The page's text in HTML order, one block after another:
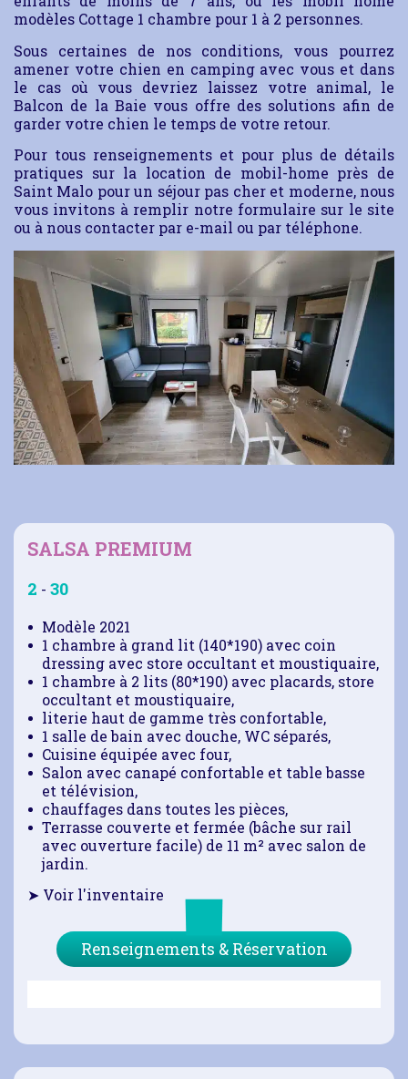
modèles Cottage 1 chambre pour 1 à 2 personnes.
Sous certaines de nos conditions, vous pourrez
amener votre chien en camping avec vous et dans
le cas où vous devriez laissez votre animal, le
Balcon de la Baie vous offre des solutions afin de
garder votre chien le temps de votre retour.
Pour tous renseignements et pour plus de détails
pratiques sur la location de mobil-home près de
Saint Malo pour un séjour pas cher et moderne, nous
vous invitons à remplir notre formulaire sur le site
ou à nous contacter par e-mail ou par téléphone.
SALSA PREMIUM
2 - 30
Modèle 2021
1 chambre à grand lit (140*190) avec coin
dressing avec store occultant et moustiquaire,
1 chambre à 2 lits (80*190) avec placards, store
occultant et moustiquaire,
literie haut de gamme très confortable,
1 salle de bain avec douche, WC séparés,
Cuisine équipée avec four,
Salon avec canapé confortable et table basse
et télévision,
chauffages dans toutes les pièces,
Terrasse couverte et fermée (bâche sur rail
avec ouverture facile) de 11 m² avec salon de
jardin.
➤ Voir l'inventaire
Renseignements & Réservation